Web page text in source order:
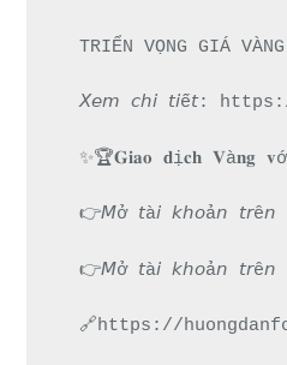
TRIỂN VỌNG GIÁ
𝘟𝘦𝘮 𝘤𝘩𝘪 𝘵𝘪ế𝘵:
✨🏆𝐆𝐢𝐚𝐨 𝐝ị𝐜𝐡 𝐕à𝐧𝐠
👉𝘔ở 𝘵à𝘪 𝘬𝘩𝘰ả𝘯
👉𝘔ở 𝘵à𝘪 𝘬𝘩𝘰ả𝘯
🔗https://